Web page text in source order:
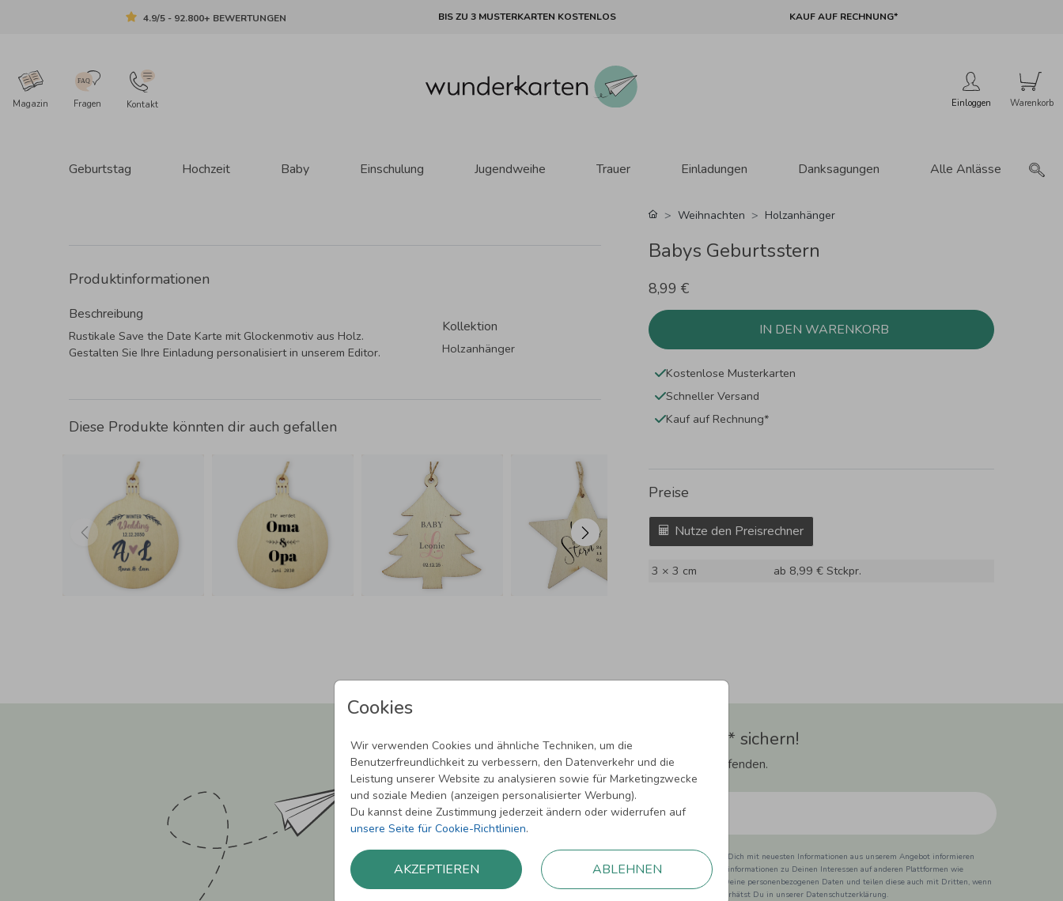
4.9/5 - 92.800+ BEWERTUNGEN BIS ZU 3 MUSTERKARTEN KOSTENLOS KAUF AUF RECHNUNG*
Magazin Fragen Kontakt Einloggen
Geburtstag Hochzeit Baby Einschulung Jugendweihe Trauer Einladungen Danksagungen Alle Anlässe
Cookies
Wir verwenden Cookies und ähnliche Techniken, um die
Benutzerfreundlichkeit zu verbessern, den Datenverkehr und die
Leistung unserer Website zu analysieren sowie für Marketingzwecke
und soziale Medien (anzeigen personalisierter Werbung).
Du kannst deine Zustimmung jederzeit ändern oder widerrufen auf
unsere Seite für Cookie-Richtlinien.
AKZEPTIEREN ABLEHNEN
Produktinformationen
Beschreibung
Rustikale Save the Date Karte mit Glockenmotiv aus Holz.
Gestalten Sie Ihre Einladung personalisiert in unserem Editor.
Kollektion
Holzanhänger
Diese Produkte könnten dir auch gefallen
Weihnachten Holzanhänger
Babys Geburtsstern
8,99 €
IN DEN WARENKORB
Kostenlose Musterkarten
Schneller Versand
Kauf auf Rechnung*
Preise
Nutze den Preisrechner
3 × 3 cm ab 8,99 € Stckpr.
Newsletter abonnieren und 5,00 € Rabatt** sichern!
Melde Dich zu unserem Newsletter an und bleibe auf dem Laufenden.
Einwilligung zur Datennutzung für Marketingzwecke: Hiermit willigst Du ein, dass wir Dich mit neuesten Informationen aus unserem Angebot informieren
können. Dies umfasst den Versand unseres Newsletters. Zudem können wir Dir Produktinformationen zu Deinen Interessen auf anderen Plattformen wie
Facebook und Google anzeigen. Um Dir diesen Service anbieten zu können, nutzen wir Deine personenbezogenen Daten und teilen diese auch mit Dritten, wenn
erforderlich. Du kannst diese Einwilligung jederzeit widerrufen. Weitere Informationen erhätst Du in unserer Datenschutzerklärung.